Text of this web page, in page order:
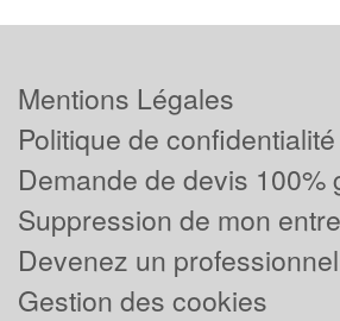
Mentions Légales
Politique de confidentialité
Demande de devis 100%
Suppression de mon
Devenez un
Gestion des cookies